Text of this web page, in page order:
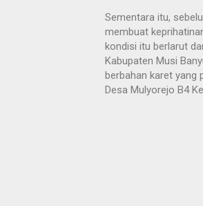
Sementara itu,
membuat
kondisi itu berlarut
Kabupaten Musi
berbahan karet yang
Desa Mulyorejo B4